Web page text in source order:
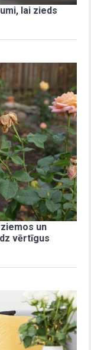
lai zieds
un
vērtīgus